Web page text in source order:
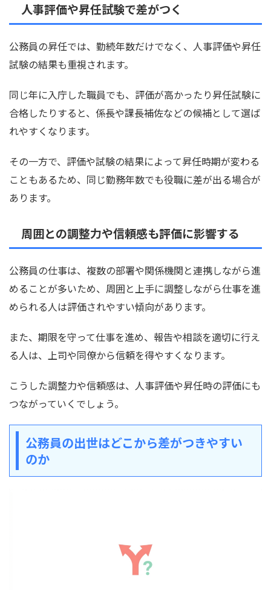
人事評価や昇任試験で差がつく
公務員の昇任では、勤続年数だけでなく、人事評価や昇任
試験の結果も重視されます。
同じ年に入庁した職員でも、評価が高かったり昇任試験に
合格したりすると、係長や課長補佐などの候補として選ば
れやすくなります。
その一方で、評価や試験の結果によって昇任時期が変わる
こともあるため、同じ勤務年数でも役職に差が出る場合が
あります。
周囲との調整力や信頼感も評価に影響する
公務員の仕事は、複数の部署や関係機関と連携しながら進
めることが多いため、周囲と上手に調整しながら仕事を進
められる人は評価されやすい傾向があります。
また、期限を守って仕事を進め、報告や相談を適切に行え
る人は、上司や同僚から信頼を得やすくなります。
こうした調整力や信頼感は、人事評価や昇任時の評価にも
つながっていくでしょう。
公務員の出世はどこから差がつきやすい
のか